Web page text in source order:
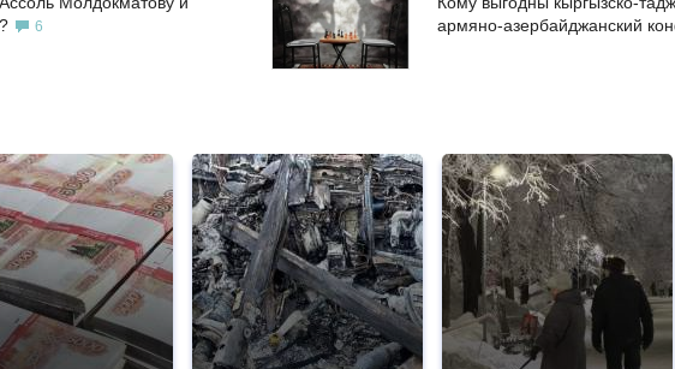
6
армяно-азербайджанский